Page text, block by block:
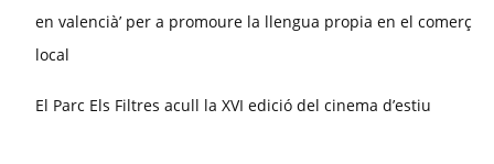
en valencià’ per a promoure la llengua propia en el comerç
local
El Parc Els Filtres acull la XVI edició del cinema d’estiu